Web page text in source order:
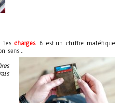
les charges. 6 est un chiffre maléfique
sens…